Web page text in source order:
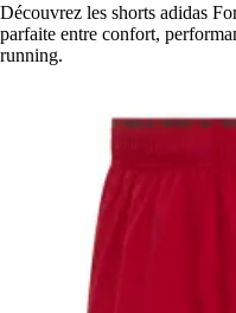
Découvrez les shorts adidas
parfaite entre confort,
running.